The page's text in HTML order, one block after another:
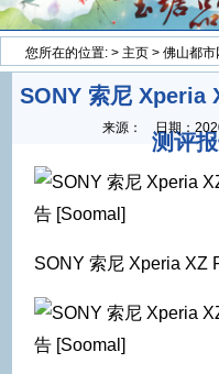
您所在的位置: > 主页 > 佛山都市
SONY 索尼 Xperia
测评
来源： 日期：
SONY 索尼 Xperia XZ